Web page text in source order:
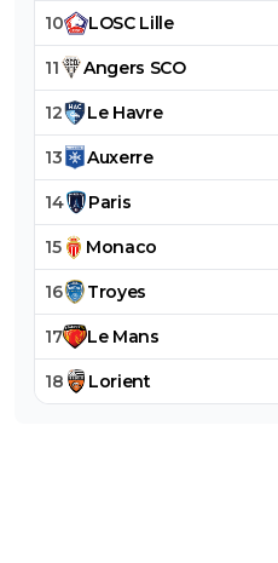
10 LOSC Lille
11 Angers SCO
12 Le Havre
13 Auxerre
14 Paris
15 Monaco
16 Troyes
17 Le Mans
18 Lorient